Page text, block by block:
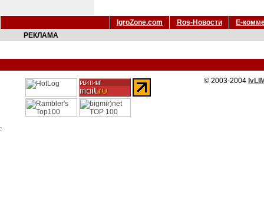
IgroZone.com Ros-Новости
Е-
РЕКЛАМА
© 2003-2004
: